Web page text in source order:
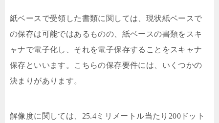
紙ベースで受領した書類に関しては、現状紙ベースで
の保存は可能ではあるものの、紙ベースの書類をスキ
ャナで電子化し、それを電子保存することをスキャナ
保存といいます。こちらの保存要件には、いくつかの
決まりがあります。
解像度に関しては、25.4ミリメートル当たり200ドット